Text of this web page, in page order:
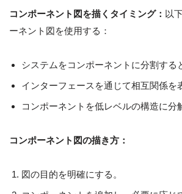
コンポーネント図を描くタイミング： 以
ーネント図を使用する：
システムをコンポーネントに分割する
インターフェースを通じて相互関係を
コンポーネントを低レベルの構造に分
コンポーネント図の描き方：
図の目的を明確にする。